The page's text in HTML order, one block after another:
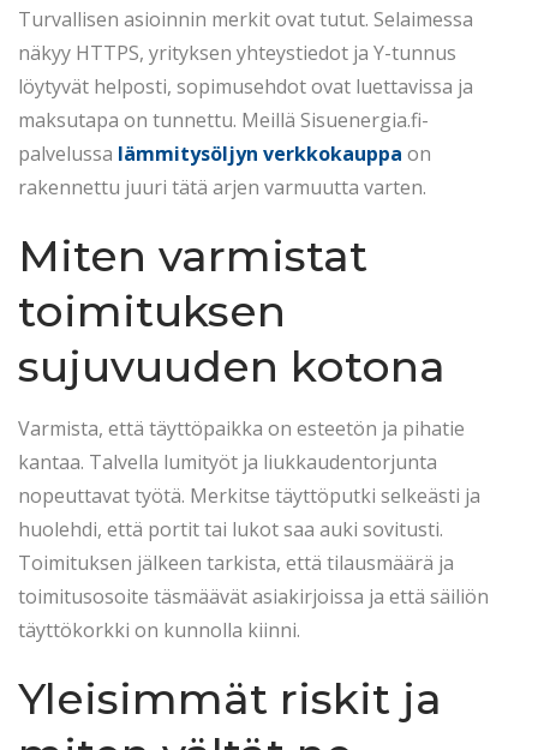
Turvallisen asioinnin merkit ovat tutut. Selaimessa
näkyy HTTPS, yrityksen yhteystiedot ja Y-tunnus
löytyvät helposti, sopimusehdot ovat luettavissa ja
maksutapa on tunnettu. Meillä Sisuenergia.fi-
palvelussa lämmitysöljyn verkkokauppa on
rakennettu juuri tätä arjen varmuutta varten.
Miten varmistat
toimituksen
sujuvuuden kotona
Varmista, että täyttöpaikka on esteetön ja pihatie
kantaa. Talvella lumityöt ja liukkaudentorjunta
nopeuttavat työtä. Merkitse täyttöputki selkeästi ja
huolehdi, että portit tai lukot saa auki sovitusti.
Toimituksen jälkeen tarkista, että tilausmäärä ja
toimitusosoite täsmäävät asiakirjoissa ja että säiliön
täyttökorkki on kunnolla kiinni.
Yleisimmät riskit ja